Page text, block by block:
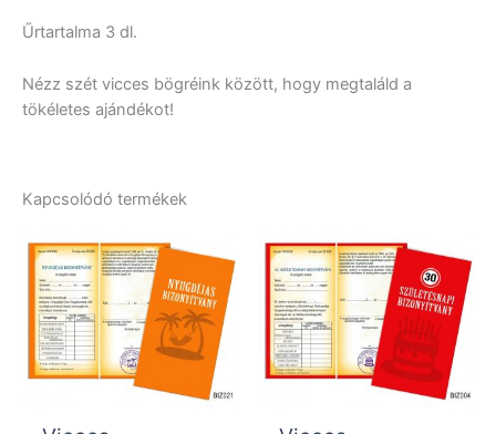
Űrtartalma 3 dl.
Nézz szét vicces bögréink között, hogy megtaláld a
tökéletes ajándékot!
Kapcsolódó termékek